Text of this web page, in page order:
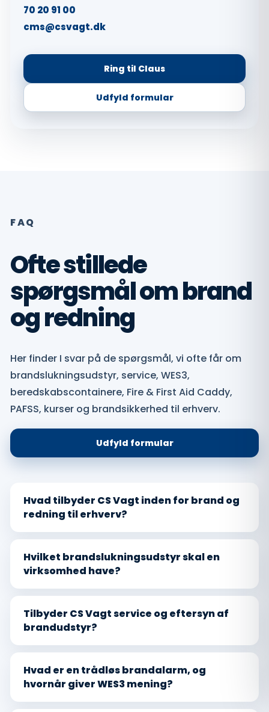
70 20 91 00
cms@csvagt.dk
Ring til Claus
Udfyld formular
FAQ
Ofte stillede
spørgsmål om brand
og redning
Her finder I svar på de spørgsmål, vi ofte får om
brandslukningsudstyr, service, WES3,
beredskabscontainere, Fire & First Aid Caddy,
PAFSS, kurser og brandsikkerhed til erhverv.
Udfyld formular
Hvad tilbyder CS Vagt inden for brand og
redning til erhverv?
Hvilket brandslukningsudstyr skal en
virksomhed have?
Tilbyder CS Vagt service og eftersyn af
brandudstyr?
Hvad er en trådløs brandalarm, og
hvornår giver WES3 mening?